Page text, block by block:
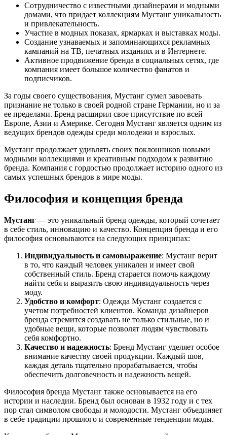
Сотрудничество с известными дизайнерами и модными
домами, что придает коллекциям Мустанг уникальность
и привлекательность.
Участие в модных показах, ярмарках и выставках моды.
Создание узнаваемых и запоминающихся рекламных
кампаний на ТВ, печатных изданиях и в Интернете.
Активное продвижение бренда в социальных сетях, где
компания имеет большое количество фанатов и
подписчиков.
За годы своего существования, Мустанг сумел завоевать
признание не только в своей родной стране Германии, но и за
ее пределами. Бренд расширил свое присутствие по всей
Европе, Азии и Америке. Сегодня Мустанг является одним из
ведущих брендов одежды среди молодежи и взрослых.
Мустанг продолжает удивлять своих поклонников новыми
модными коллекциями и креативным подходом к развитию
бренда. Компания с гордостью продолжает историю одного из
самых успешных брендов в мире моды.
Философия и концепция бренда
Мустанг — это уникальный бренд одежды, который сочетает
в себе стиль, инновацию и качество. Концепция бренда и его
философия основываются на следующих принципах:
Индивидуальность и самовыражение: Мустанг верит
в то, что каждый человек уникален и имеет свой
собственный стиль. Бренд старается помочь каждому
найти себя и выразить свою индивидуальность через
моду.
Удобство и комфорт: Одежда Мустанг создается с
учетом потребностей клиентов. Команда дизайнеров
бренда стремится создавать не только стильные, но и
удобные вещи, которые позволят людям чувствовать
себя комфортно.
Качество и надежность: Бренд Мустанг уделяет особое
внимание качеству своей продукции. Каждый шов,
каждая деталь тщательно прорабатывается, чтобы
обеспечить долговечность и надежность вещей.
Философия бренда Мустанг также основывается на его
истории и наследии. Бренд был основан в 1932 году и с тех
пор стал символом свободы и молодости. Мустанг объединяет
в себе традиции прошлого и современные тенденции моды.